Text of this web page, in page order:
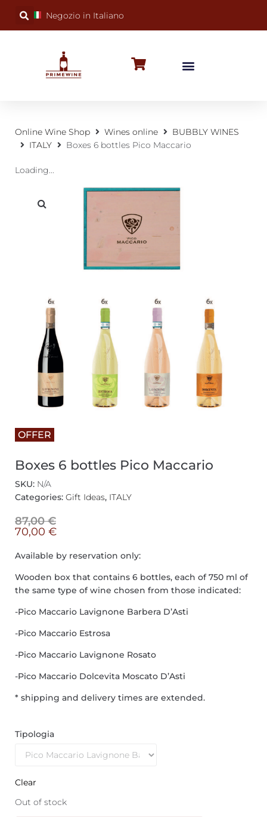
Negozio in Italiano
Online Wine Shop Wines online
BUBBLY WINES
ITALY
Boxes 6 bottles Pico Maccario
Loading...
OFFER
Boxes 6 bottles Pico Maccario
SKU: N/A
Categories: Gift Ideas, ITALY
87,00€
70,00 €
Available by reservation only:
Wooden box that contains 6 bottles, each of 750 ml of
the same type of wine chosen from those indicated:
-Pico Maccario Lavignone Barbera D’Asti
-Pico Maccario Estrosa
-Pico Maccario Lavignone Rosato
-Pico Maccario Dolcevita Moscato D’Asti
* shipping and delivery times are extended.
Tipologia
Clear
Out of stock